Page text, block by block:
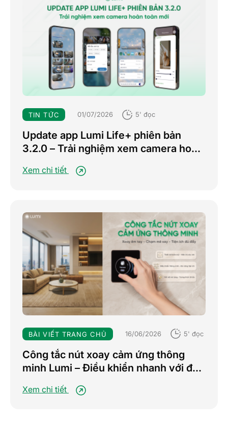
TIN TỨC 01/07/2026 5' đọc
Update app Lumi Life+ phiên bản
3.2.0 – Trải nghiệm xem camera hoàn
Xem chi tiết
BÀI VIẾT TRANG CHỦ 16/06/2026 5' đọc
Công tắc nút xoay cảm ứng thông
minh Lumi – Điều khiển nhanh với đa
tiện nghi
Xem chi tiết